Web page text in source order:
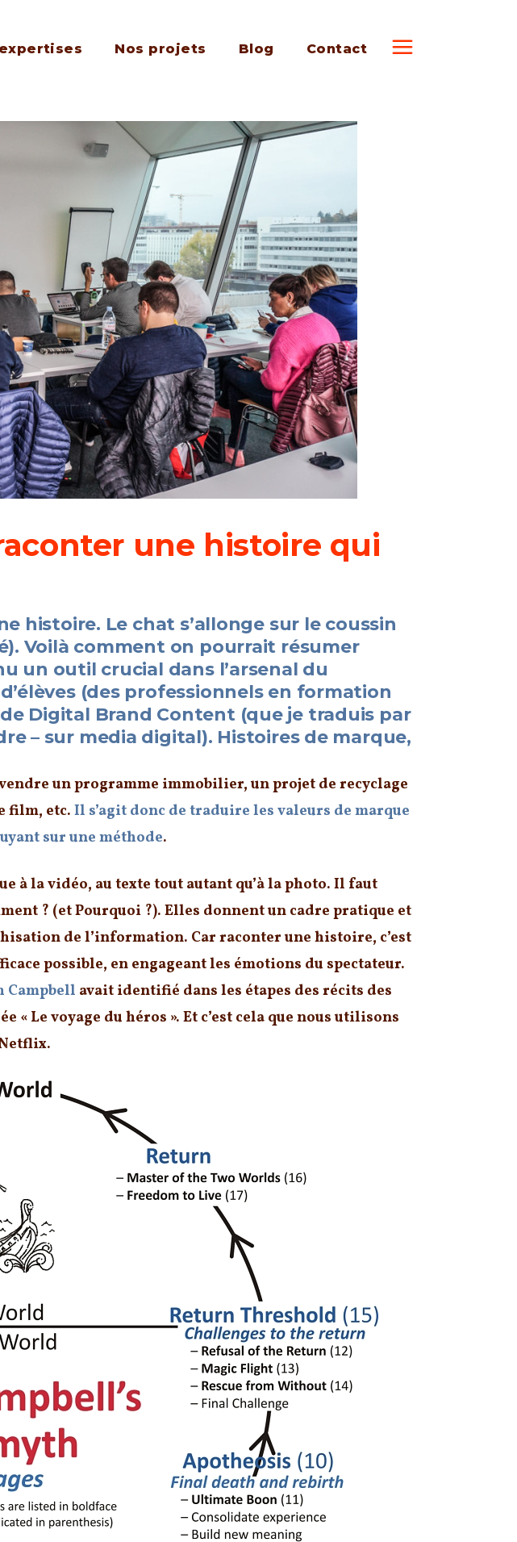
Nos projets Blog Contact
une histoire qui
histoire. Le chat s’allonge sur le coussin
Voilà comment on pourrait résumer
un outil crucial dans l’arsenal du
(des professionnels en formation
Digital Brand Content (que je traduis par
– sur media digital). Histoires de marque,
un programme immobilier, un projet de recyclage
film, etc. Il s’agit donc de traduire les valeurs de marque
sur une méthode.
à la vidéo, au texte tout autant qu’à la photo. Il faut
? (et Pourquoi ?). Elles donnent un cadre pratique et
de l’information. Car raconter une histoire, c’est
possible, en engageant les émotions du spectateur.
Campbell avait identifié dans les étapes des récits des
« Le voyage du héros ». Et c’est cela que nous utilisons